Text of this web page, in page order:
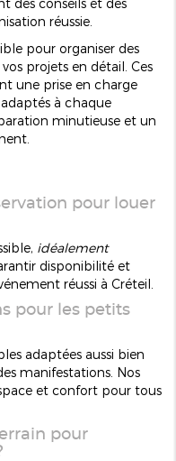
réussie.
pour organiser des
projets en détail. Ces
une prise en charge
à chaque
minutieuse et un
pour louer
idéalement
disponibilité et
réussi à Créteil.
pour les petits
adaptées aussi bien
manifestations. Nos
et confort pour tous
pour